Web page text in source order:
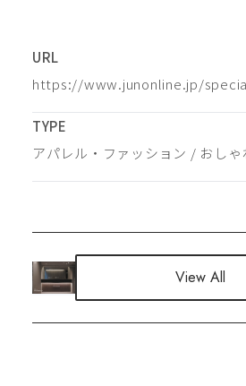
URL
https://www.junonline.jp/
TYPE
アパレル・ファッション / おしゃ
View All
View All